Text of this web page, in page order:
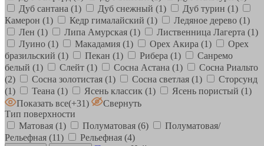
Дуб сантана (1) Дуб снежный (1) Дуб турин (1)
Камерон (1) Кедр гималайский (1) Ледяное дерево (1)
Лен (1) Липа Амурская (1) Лиственница Лагерта (1)
Луино (1) Макадамия (1) Орех Акира (1)
Орех
бразильский (1) Пекан (1) Рибера (1)
Санремо
белый (1) Слейт (1) Сосна Астана (1)
Сосна Риальто
(2)
Сосна золотистая (1) Сосна светлая (1)
Сторсунд
(1)
Теана (1) Ясень классик (1) Ясень пористый (1)
Показать все(+31)
Свернуть
Тип поверхности
Матовая (1) Полуматовая (6)
Полуматовая/
Рельефная (11) Рельефная (4)